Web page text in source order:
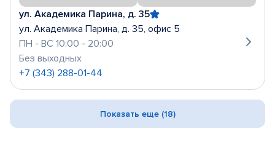
ул. Академика Парина, д. 35
ул. Академика Парина, д. 35, офис 5
ПН - ВС 10:00 - 20:00
Без выходных
+7 (343) 288-01-44
Показать еще (18)